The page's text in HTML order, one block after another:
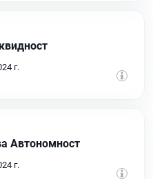
г.
Автономност
г.